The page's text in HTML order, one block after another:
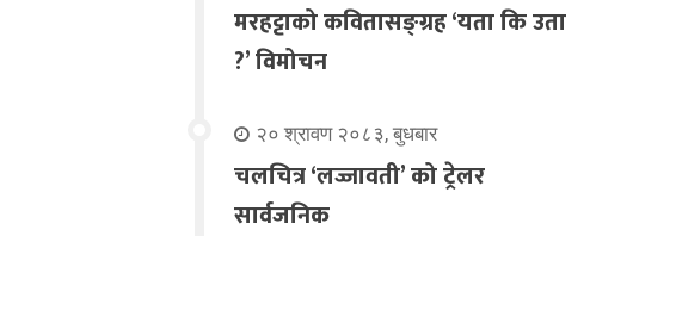
मरहट्टाको कवितासङ्ग्रह ‘यता कि उता
?’ विमोचन
२० श्रावण २०८३, बुधबार
चलचित्र ‘लज्जावती’ को ट्रेलर
सार्वजनिक